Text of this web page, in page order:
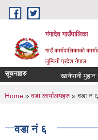
Skip to main content
गंगादेव गाउँपालिका
गाउँ कार्यपालिकाको
लुम्बिनी प्रदेश नेपाल
सूचनाहरु खानेपानी मुहान
You are here
Home » वडा कार्यालयहरु » वडा नं ६
वडा नं ६